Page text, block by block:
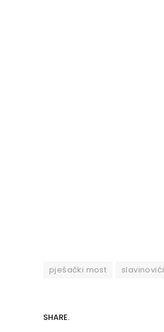
pješački most slavinovići
SHARE.